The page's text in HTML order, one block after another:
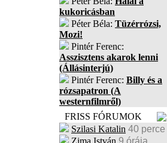
kukoricásban
Péter Béla: Tüzérrózsi,
Mozi!
Pintér Ferenc:
Asszisztens akarok lenni
(Állásinterjú)
Pintér Ferenc: Billy és a
rózsapatron (A
westernfilmről)
FRISS FÓRUMOK
Szilasi Katalin 40 perce
Zima István 9 órája